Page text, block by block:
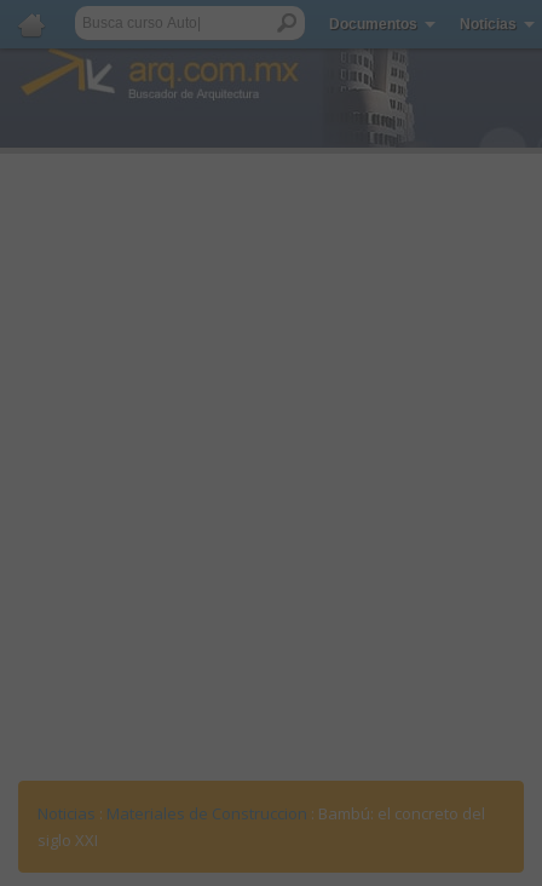
Documentos Noticias
Noticias : Materiales de Construccion : Bambú: el concreto del
siglo XXI